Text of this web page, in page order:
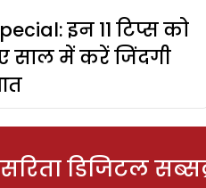
इन 11 टिप्स को
साल में करें जिंदगी
सरिता डिजिटल